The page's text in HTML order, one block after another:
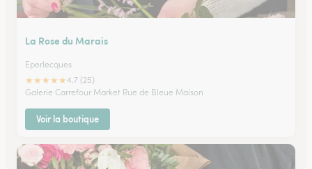
La Rose du Marais
Eperlecques
★★★★★4.7 (25)
Galerie Carrefour Market Rue de Bleue Maison
Voir la boutique